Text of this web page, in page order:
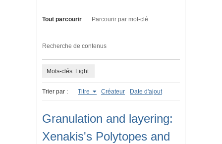
Tout parcourir Parcourir par mot-clé
Recherche de contenus
Mots-clés: Light
Trier par : Titre Créateur Date d'ajout
Granulation and layering:
Xenakis's Polytopes and